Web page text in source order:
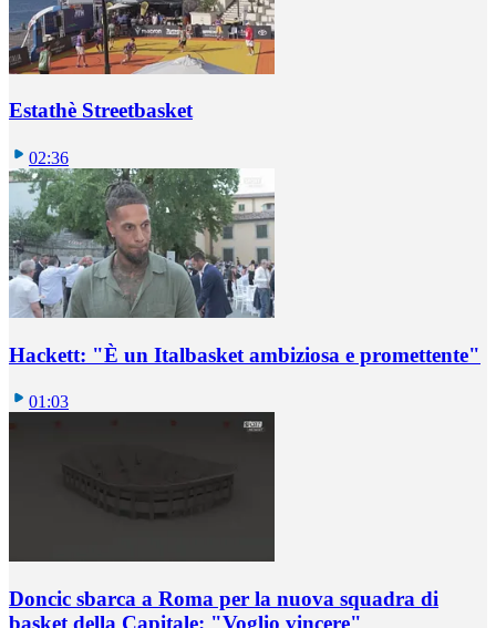
Estathè Streetbasket
02:36
Hackett: "È un Italbasket ambiziosa e promettente"
01:03
Doncic sbarca a Roma per la nuova squadra di
basket della Capitale: "Voglio vincere"